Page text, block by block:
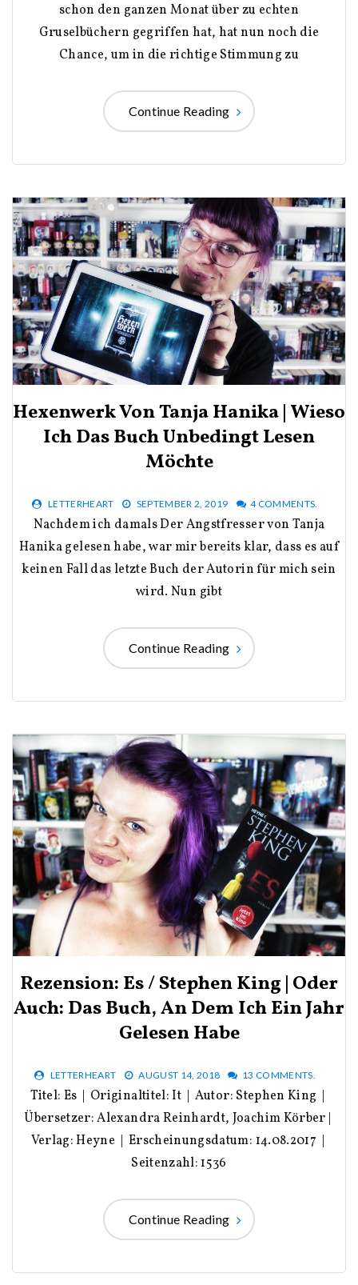
schon den ganzen Monat über zu echten
Gruselbüchern gegriffen hat, hat nun noch die
Chance, um in die richtige Stimmung zu
Continue Reading
Hexenwerk Von Tanja Hanika | Wieso
Ich Das Buch Unbedingt Lesen
Möchte
LETTERHEART SEPTEMBER 2, 2019 4 COMMENTS.
Nachdem ich damals Der Angstfresser von Tanja
Hanika gelesen habe, war mir bereits klar, dass es auf
keinen Fall das letzte Buch der Autorin für mich sein
wird. Nun gibt
Continue Reading
Rezension: Es / Stephen King | Oder
Auch: Das Buch, An Dem Ich Ein Jahr
Gelesen Habe
LETTERHEART AUGUST 14, 2018 13 COMMENTS.
Titel: Es | Originaltitel: It | Autor: Stephen King |
Übersetzer: Alexandra Reinhardt, Joachim Körber |
Verlag: Heyne | Erscheinungsdatum: 14.08.2017 |
Seitenzahl: 1536
Continue Reading